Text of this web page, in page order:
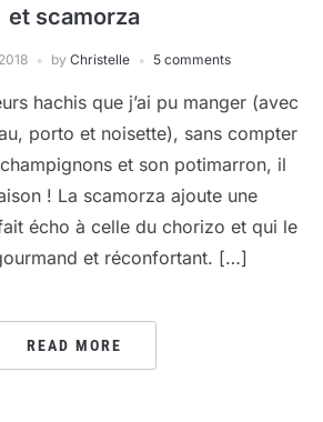
et scamorza
by Christelle 5 comments
hachis que j’ai pu manger (avec
porto et noisette), sans compter
et son potimarron, il
! La scamorza ajoute une
écho à celle du chorizo et qui le
et réconfortant. […]
READ MORE